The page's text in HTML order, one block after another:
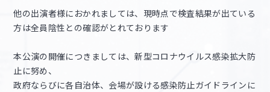
他の出演者様におかれましては、現時点で検査結果が出ている
方は全員陰性との確認がとれております
本公演の開催につきましては、新型コロナウイルス感染拡大防
止に努め、
政府ならびに各自治体、会場が設ける感染防止ガイドラインに